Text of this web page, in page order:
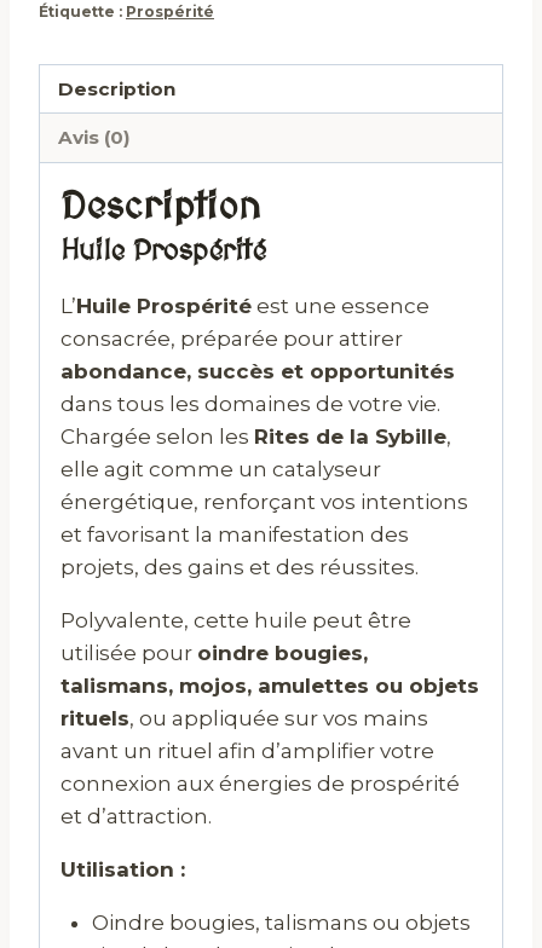
Étiquette : Prospérité
Description
Avis (0)
Description
Huile Prospérité
L’Huile Prospérité est une essence
consacrée, préparée pour attirer
abondance, succès et opportunités
dans tous les domaines de votre vie.
Chargée selon les Rites de la Sybille,
elle agit comme un catalyseur
énergétique, renforçant vos intentions
et favorisant la manifestation des
projets, des gains et des réussites.
Polyvalente, cette huile peut être
utilisée pour oindre bougies,
talismans, mojos, amulettes ou objets
rituels, ou appliquée sur vos mains
avant un rituel afin d’amplifier votre
connexion aux énergies de prospérité
et d’attraction.
Utilisation :
Oindre bougies, talismans ou objets